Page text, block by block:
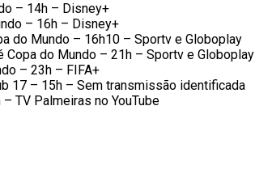
– 14h – Disney+
– 16h – Disney+
do Mundo – 16h10 – Sportv e Globoplay
Copa do Mundo – 21h – Sportv e Globoplay
– 23h – FIFA+
17 – 15h – Sem transmissão identificada
TV Palmeiras no YouTube